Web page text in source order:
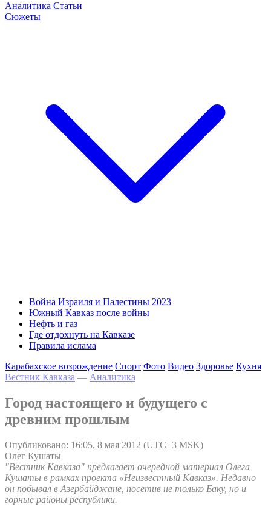
Аналитика Статьи
Сюжеты
Война Израиля и Палестины 2023
Южный Кавказ после войны
Нефть и газ
Где отдохнуть на Кавказе
Правила ислама
Карабахское возрождение Спорт Фото Видео Здоровье Кухня
Вестник Кавказа — Аналитика
Город настоящего и будущего с
древним прошлым
Опубликовано: 16:05, 8 мая 2012 (UTC+3 MSK)
Олег Кушаты
"Вестник Кавказа" предлагает очередной материал Олега
Кушаты в рамках проекта «Неизвестный Кавказ». Недавно
он побывал в Азербайджане, посетив не только Баку, но и
горные районы республики.